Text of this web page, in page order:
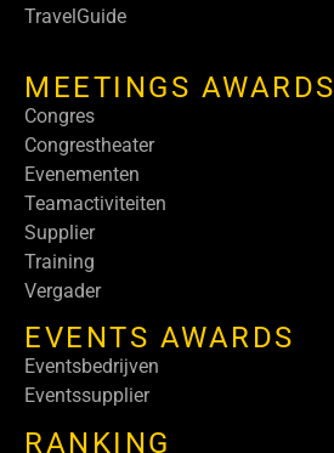
TravelGuide
MEETINGS AWARDS
Congres
Congrestheater
Evenementen
Teamactiviteiten
Supplier
Training
Vergader
EVENTS AWARDS
Eventsbedrijven
Eventssupplier
RANKING